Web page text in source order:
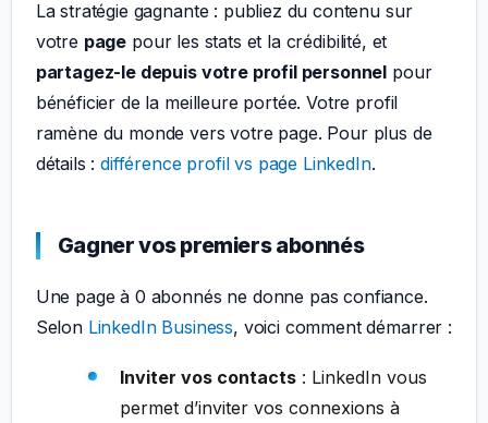
La stratégie gagnante : publiez du contenu sur
votre page pour les stats et la crédibilité, et
partagez-le depuis votre profil personnel pour
bénéficier de la meilleure portée. Votre profil
ramène du monde vers votre page. Pour plus de
détails :différence profil vs page LinkedIn.
Gagner vos premiers abonnés
Une page à 0 abonnés ne donne pas confiance.
Selon LinkedIn Business, voici comment démarrer :
Inviter vos contacts: LinkedIn vous
permet d’inviter vos connexions à